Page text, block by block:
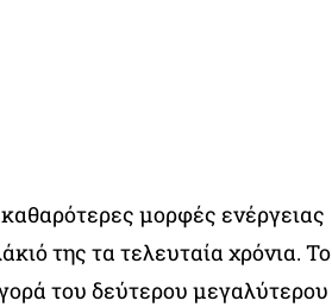
μορφές ενέργειας
της τα τελευταία χρόνια. Το
του δεύτερου μεγαλύτερου